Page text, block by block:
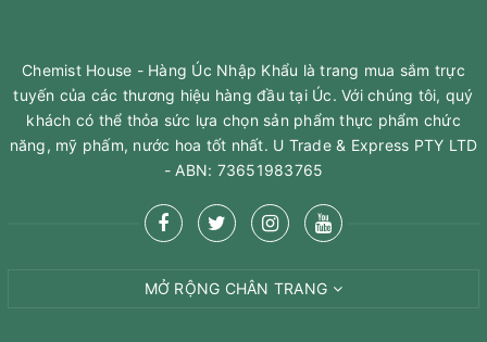
Chemist House - Hàng Úc Nhập Khẩu là trang mua sắm trực
tuyến của các thương hiệu hàng đầu tại Úc. Với chúng tôi, quý
khách có thể thỏa sức lựa chọn sản phẩm thực phẩm chức
năng, mỹ phấm, nước hoa tốt nhất. U Trade & Express PTY LTD
- ABN: 73651983765
MỞ RỘNG CHÂN TRANG